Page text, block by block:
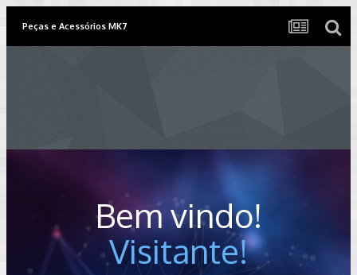
Peças e Acessórios MK7
Bem vindo!
Visitante!